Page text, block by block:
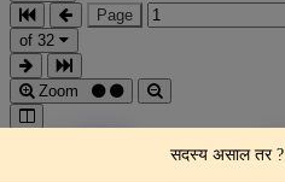
सदस्य असाल तर
Page
of 32
Zoom